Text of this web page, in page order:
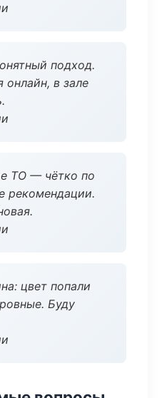
подход.
онлайн, в зале
ТО — чётко по
рекомендации.
цвет попали
Буду